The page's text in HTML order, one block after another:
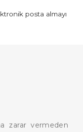
posta almayı
zarar vermeden